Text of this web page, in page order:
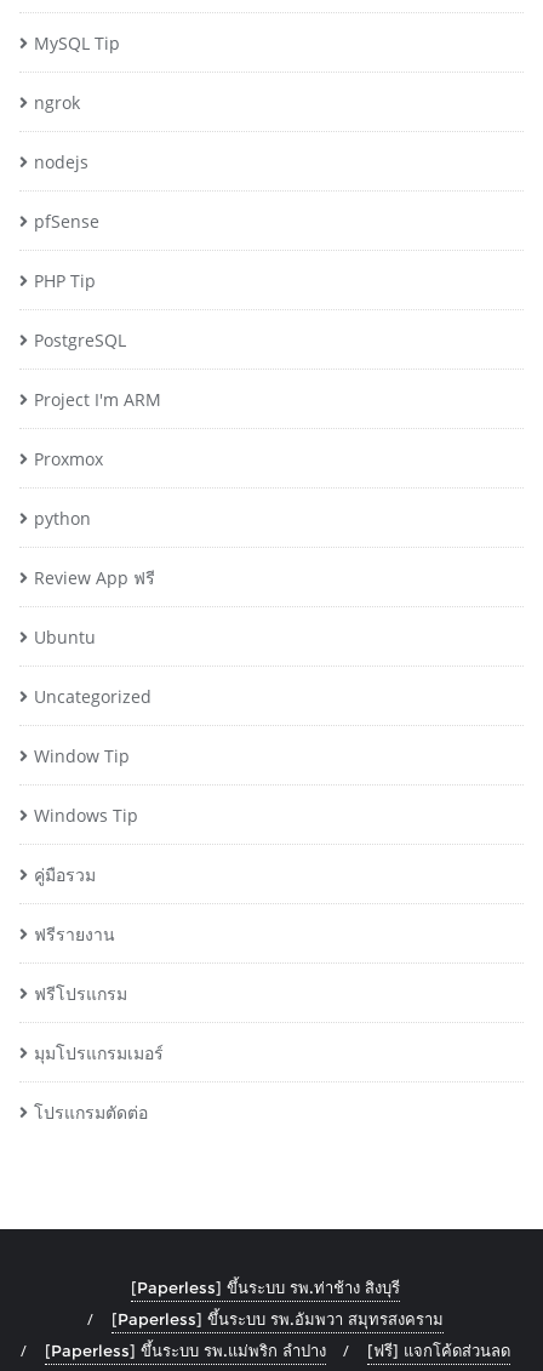
MySQL Tip
ngrok
nodejs
pfSense
PHP Tip
PostgreSQL
Project I'm ARM
Proxmox
python
Review App ฟรี
Ubuntu
Uncategorized
Window Tip
Windows Tip
คู่มือรวม
ฟรีรายงาน
ฟรีโปรแกรม
มุมโปรแกรมเมอร์
โปรแกรมตัดต่อ
[Paperless] ขึ้นระบบ รพ.ท่าช้าง สิงบุรี
[Paperless] ขึ้นระบบ รพ.อัมพวา สมุทรสงคราม
[Paperless] ขึ้นระบบ รพ.แม่พริก ลำปาง
[ฟรี] แจกโค้ดส่วนลด